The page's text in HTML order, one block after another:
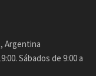
Argentina
Sábados de 9:00 a